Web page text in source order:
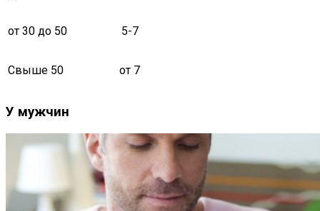
от 30 до 50 5-7
Свыше 50 от 7
У мужчин